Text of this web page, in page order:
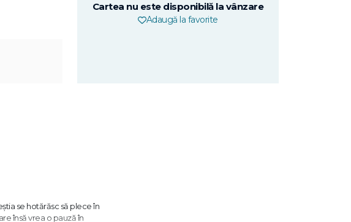
Cartea nu este disponibilă la vânzare
Adaugă la favorite
se hotărăsc să plece în
însă vrea o pauză în